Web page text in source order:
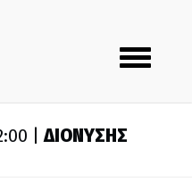
Toggle
navigation
|ΔΙΟΝΥΣΗΣ